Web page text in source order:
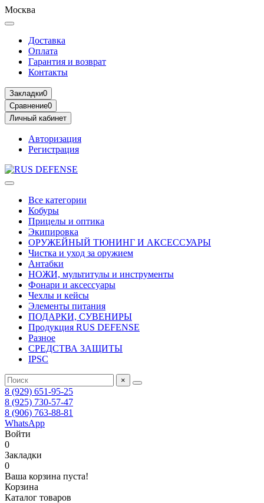
Москва
Доставка
Оплата
Гарантия и возврат
Контакты
Закладки0
Сравнение0
Личный кабинет
Авторизация
Регистрация
Все категории
Кобуры
Прицелы и оптика
Экипировка
ОРУЖЕЙНЫЙ ТЮНИНГ И АКСЕССУАРЫ
Чистка и уход за оружием
Антабки
НОЖИ, мультитулы и инструменты
Фонари и аксессуары
Чехлы и кейсы
Элементы питания
ПОДАРКИ, СУВЕНИРЫ
Продукция RUS DEFENSE
Разное
СРЕДСТВА ЗАЩИТЫ
IPSC
×
8 (929) 651-95-25
8 (925) 730-57-47
8 (906) 763-88-81
WhatsApp
Войти
0
Закладки
0
Ваша корзина пуста!
Корзина
Каталог товаров